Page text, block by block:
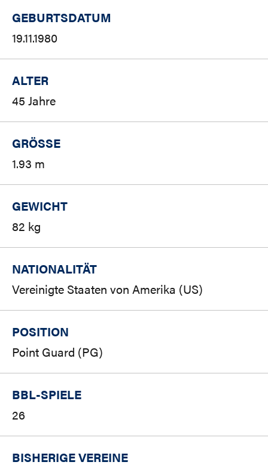
GEBURTSDATUM
19.11.1980
ALTER
45 Jahre
GRÖSSE
1.93 m
GEWICHT
82 kg
NATIONALITÄT
Vereinigte Staaten von Amerika (US)
POSITION
Point Guard (PG)
BBL-SPIELE
26
BISHERIGE VEREINE